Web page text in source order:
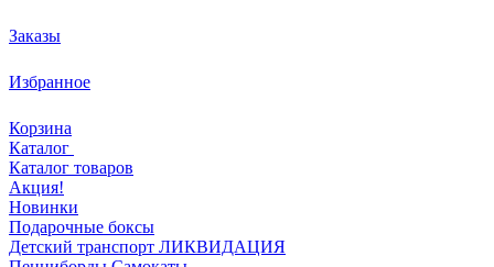
Заказы
Избранное
Корзина
Каталог
Каталог товаров
Акция!
Новинки
Подарочные боксы
Детский транспорт ЛИКВИДАЦИЯ